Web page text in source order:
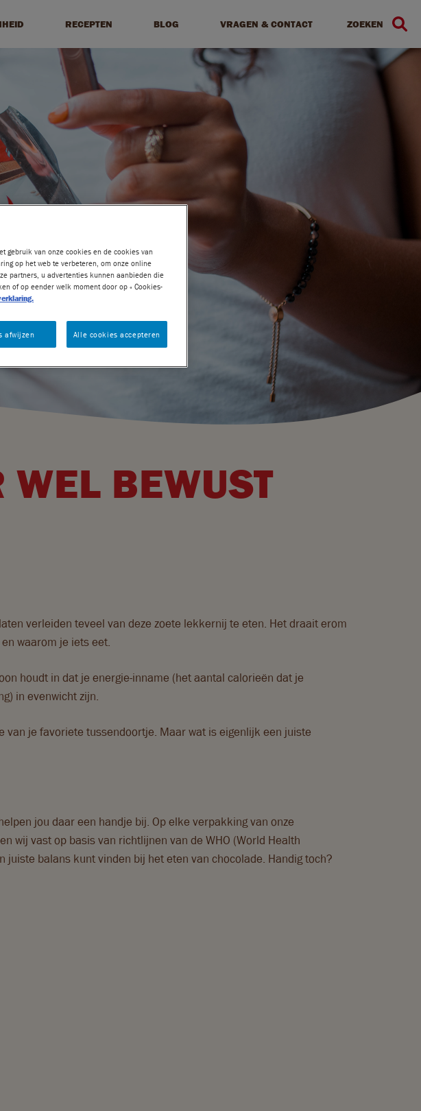
RECEPTEN BLOG VRAGEN & CONTACT ZOEKEN
WEL BEWUST
verleiden teveel van deze zoete lekkernij te eten. Het draait erom
waarom je iets eet.
houdt in dat je energie-inname (het aantal calorieën dat je
in evenwicht zijn.
je favoriete tussendoortje. Maar wat is eigenlijk een juiste
jou daar een handje bij. Op elke verpakking van onze
wij vast op basis van richtlijnen van de WHO (World Health
balans kunt vinden bij het eten van chocolade. Handig toch?
gebruik van onze cookies en de cookies van
op het web te verbeteren, om onze online
partners, u advertenties kunnen aanbieden die
of op eender welk moment door op « Cookies-
afwijzen Alle cookies accepteren